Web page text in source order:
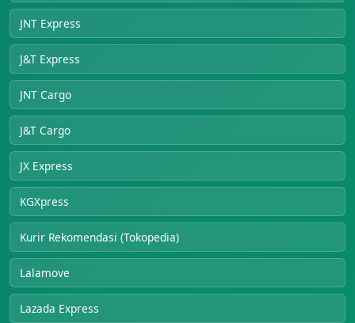
JNT Express
J&T Express
JNT Cargo
J&T Cargo
JX Express
KGXpress
Kurir Rekomendasi (Tokopedia)
Lalamove
Lazada Express